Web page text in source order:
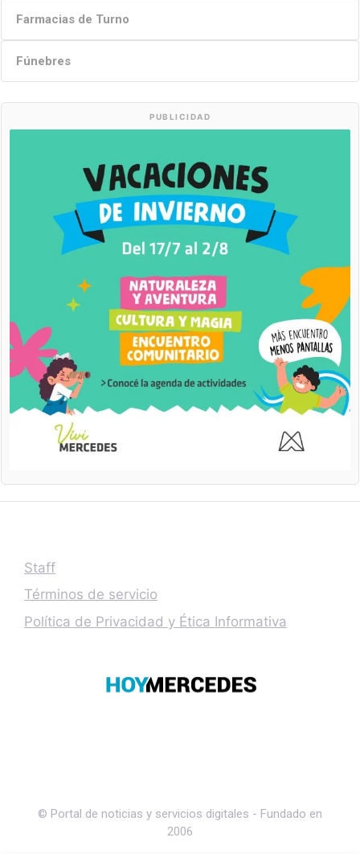
Farmacias de Turno
Fúnebres
PUBLICIDAD
Staff
Términos de servicio
Política de Privacidad y Ética Informativa
© Portal de noticias y servicios digitales - Fundado en
2006